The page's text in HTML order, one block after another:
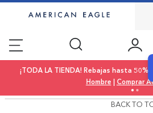
¡TODA LA TIENDA! Rebajas hasta 50%
Hombre | Comprar
BACK TO